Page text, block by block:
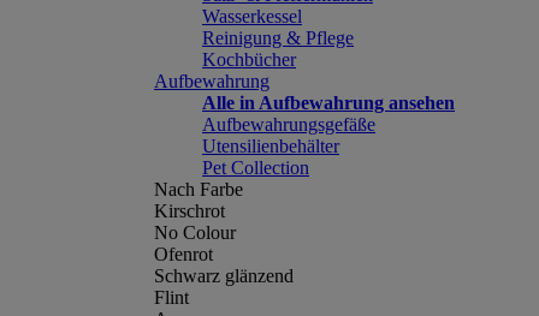
Wasserkessel
Reinigung & Pflege
Kochbücher
Aufbewahrung
Alle in Aufbewahrung ansehen
Aufbewahrungsgefäße
Utensilienbehälter
Pet Collection
Nach Farbe
Kirschrot
No Colour
Ofenrot
Schwarz glänzend
Flint